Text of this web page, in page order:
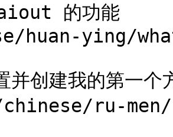
的功能
huan-ying/
置并创建我的
chinese/ru-